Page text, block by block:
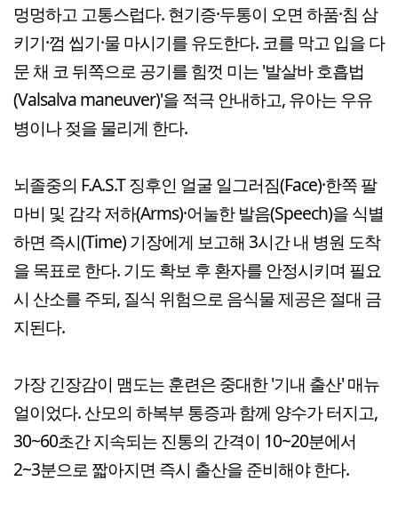
멍멍하고 고통스럽다. 현기증·두통이 오면 하품·침 삼
키기·껌 씹기·물 마시기를 유도한다. 코를 막고 입을 다
문 채 코 뒤쪽으로 공기를 힘껏 미는 '발살바 호흡법
(Valsalva maneuver)'을 적극 안내하고, 유아는 우유
병이나 젖을 물리게 한다.
뇌졸중의 F.A.S.T 징후인 얼굴 일그러짐(Face)·한쪽 팔
마비 및 감각 저하(Arms)·어눌한 발음(Speech)을 식별
하면 즉시(Time) 기장에게 보고해 3시간 내 병원 도착
을 목표로 한다. 기도 확보 후 환자를 안정시키며 필요
시 산소를 주되, 질식 위험으로 음식물 제공은 절대 금
지된다.
가장 긴장감이 맴도는 훈련은 중대한 '기내 출산' 매뉴
얼이었다. 산모의 하복부 통증과 함께 양수가 터지고,
30~60초간 지속되는 진통의 간격이 10~20분에서
2~3분으로 짧아지면 즉시 출산을 준비해야 한다.